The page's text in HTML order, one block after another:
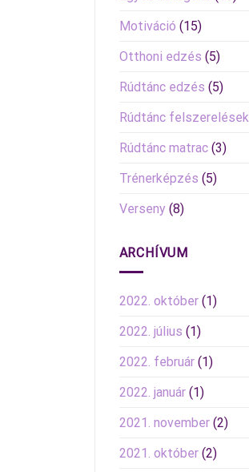
Motiváció (15)
Otthoni edzés (5)
Rúdtánc edzés (5)
Rúdtánc felszerelések
Rúdtánc matrac(3)
Trénerképzés (5)
Verseny(8)
ARCHÍVUM
2022. október(1)
2022. július (1)
2022. február(1)
2022. január(1)
2021. november(2)
2021. október(2)